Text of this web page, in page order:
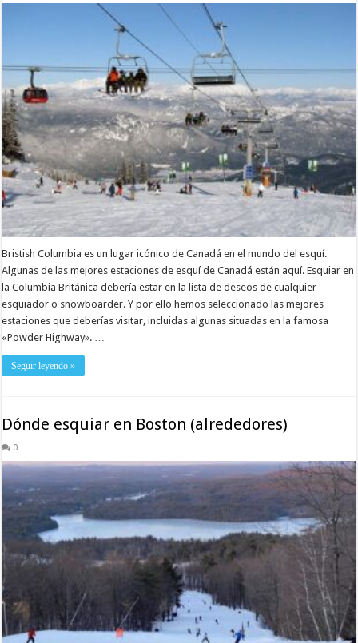
Bristish Columbia es un lugar icónico de Canadá en el mundo del esquí.
Algunas de las mejores estaciones de esquí de Canadá están aquí. Esquiar en
la Columbia Británica debería estar en la lista de deseos de cualquier
esquiador o snowboarder. Y por ello hemos seleccionado las mejores
estaciones que deberías visitar, incluidas algunas situadas en la famosa
«Powder Highway». …
Seguir leyendo »
Dónde esquiar en Boston (alrededores)
0